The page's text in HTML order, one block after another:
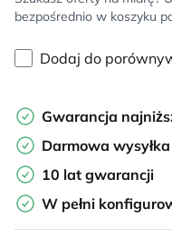
bezpośrednio w koszyku
Dodaj do
Gwarancja
Darmowa wysyłka
10 lat gwarancji
W pełni